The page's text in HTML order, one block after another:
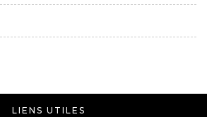
LIENS UTILES